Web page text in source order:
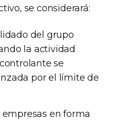
se considerará:
del grupo
la actividad
se
por el límite de
en forma